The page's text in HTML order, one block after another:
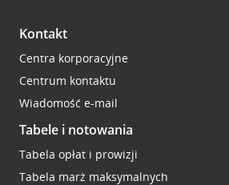
Kontakt
Centra korporacyjne
Centrum kontaktu
Wiadomość e-mail
Tabele i notowania
Tabela opłat i prowizji
Tabela marż maksymalnych